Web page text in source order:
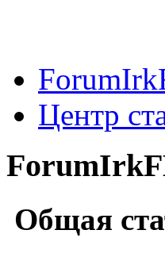
Центр
Общая